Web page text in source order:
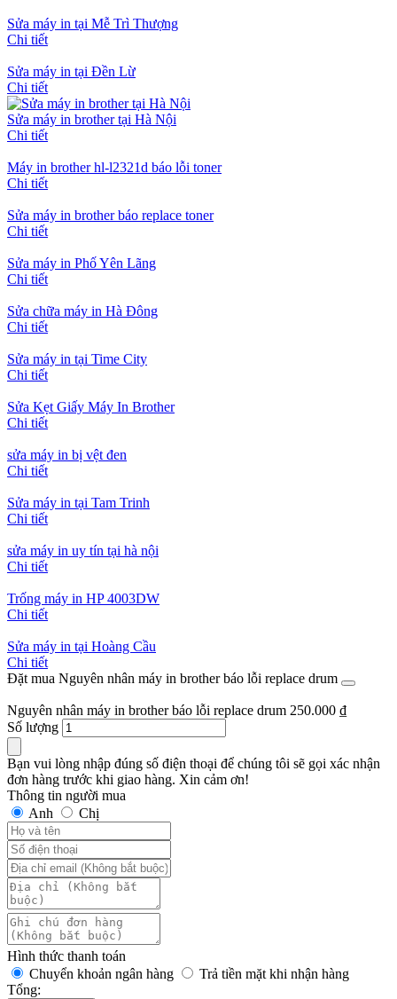
Sửa máy in tại Mễ Trì Thượng
Chi tiết
Sửa máy in tại Đền Lừ
Chi tiết
Sửa máy in brother tại Hà Nội
Chi tiết
Máy in brother hl-l2321d báo lỗi toner
Chi tiết
Sửa máy in brother báo replace toner
Chi tiết
Sửa máy in Phố Yên Lãng
Chi tiết
Sửa chữa máy in Hà Đông
Chi tiết
Sửa máy in tại Time City
Chi tiết
Sửa Kẹt Giấy Máy In Brother
Chi tiết
sửa máy in bị vệt đen
Chi tiết
Sửa máy in tại Tam Trinh
Chi tiết
sửa máy in uy tín tại hà nội
Chi tiết
Trống máy in HP 4003DW
Chi tiết
Sửa máy in tại Hoàng Cầu
Chi tiết
Đặt mua Nguyên nhân máy in brother báo lỗi replace drum
Nguyên nhân máy in brother báo lỗi replace drum 250.000 ₫
Số lượng
Bạn vui lòng nhập đúng số điện thoại để chúng tôi sẽ gọi xác nhận
đơn hàng trước khi giao hàng. Xin cảm ơn!
Thông tin người mua
Anh
Chị
Hình thức thanh toán
Chuyển khoản ngân hàng
Trả tiền mặt khi nhận hàng
Tổng: